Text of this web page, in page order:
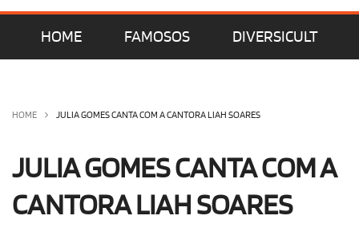
HOME FAMOSOS DIVERSICULT
OLHA ISSO! EU QUERO!
HOME JULIA GOMES CANTA COM A CANTORA LIAH SOARES
JULIA GOMES CANTA COM A
CANTORA LIAH SOARES